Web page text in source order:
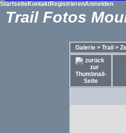
StartseiteKontaktRegistrierenAnmelden
Trail Fotos
Galerie> Trail >